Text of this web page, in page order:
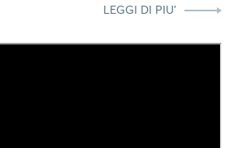
LEGGI DI PIU'